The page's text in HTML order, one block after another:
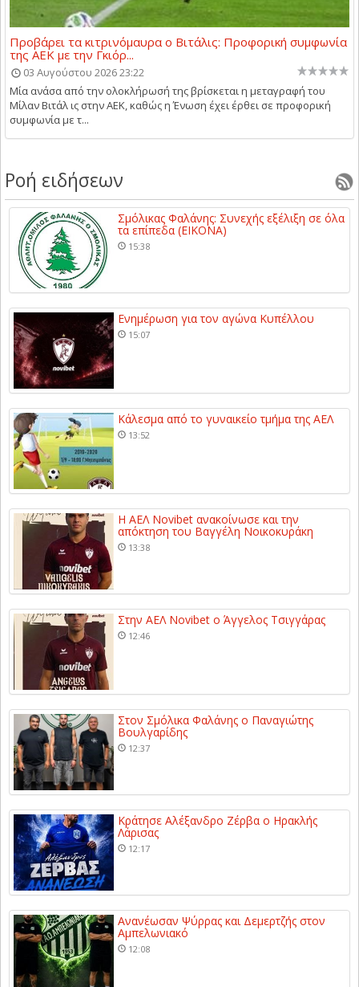
Προβάρει τα κιτρινόμαυρα ο Βιτάλις: Προφορική συμφωνία
της ΑΕΚ με την Γκιόρ...
03 Αυγούστου 2026 23:22
Μία ανάσα από την ολοκλήρωσή της βρίσκεται η μεταγραφή του
Μίλαν Βιτάλ ις στην ΑΕΚ, καθώς η Ένωση έχει έρθει σε προφορική
συμφωνία με τ...
Ροή ειδήσεων
Σμόλικας Φαλάνης: Συνεχής εξέλιξη σε όλα
τα επίπεδα (ΕΙΚΟΝΑ)
15:38
Ενημέρωση για τον αγώνα Κυπέλλου
15:07
Κάλεσμα από το γυναικείο τμήμα της ΑΕΛ
13:52
Η ΑΕΛ Novibet ανακοίνωσε και την
απόκτηση του Βαγγέλη Νοικοκυράκη
13:38
Στην ΑΕΛ Novibet ο Άγγελος Τσιγγάρας
12:46
Στον Σμόλικα Φαλάνης ο Παναγιώτης
Βουλγαρίδης
12:37
Κράτησε Αλέξανδρο Ζέρβα ο Ηρακλής
Λάρισας
12:17
Ανανέωσαν Ψύρρας και Δεμερτζής στον
Αμπελωνιακό
12:08